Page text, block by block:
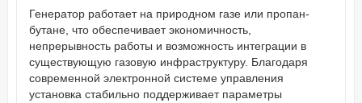
Генератор работает на природном газе или пропан-
бутане, что обеспечивает экономичность,
непрерывность работы и возможность интеграции в
существующую газовую инфраструктуру. Благодаря
современной электронной системе управления
установка стабильно поддерживает параметры